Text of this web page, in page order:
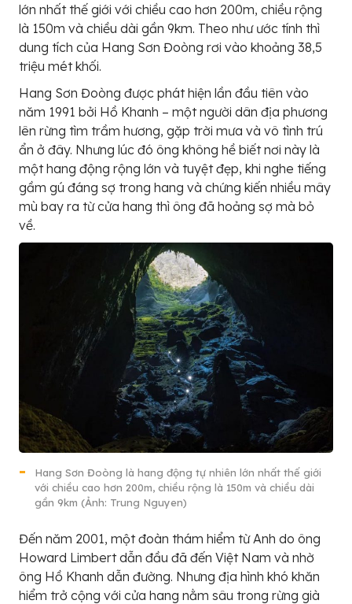
lớn nhất thế giới với chiều cao hơn 200m, chiều rộng
là 150m và chiều dài gần 9km. Theo như ước tính thì
dung tích của Hang Sơn Đoòng rơi vào khoảng 38,5
triệu mét khối.
Hang Sơn Đoòng được phát hiện lần đầu tiên vào
năm 1991 bởi Hồ Khanh – một người dân địa phương
lên rừng tìm trầm hương, gặp trời mưa và vô tình trú
ẩn ở đây. Nhưng lúc đó ông không hề biết nơi này là
một hang động rộng lớn và tuyệt đẹp, khi nghe tiếng
gầm gú đáng sợ trong hang và chứng kiến nhiều mây
mù bay ra từ cửa hang thì ông đã hoảng sợ mà bỏ
về.
Hang Sơn Đoòng là hang động tự nhiên lớn nhất thế giới
với chiều cao hơn 200m, chiều rộng là 150m và chiều dài
gần 9km (Ảnh: Trung Nguyen)
Đến năm 2001, một đoàn thám hiểm từ Anh do ông
Howard Limbert dẫn đầu đã đến Việt Nam và nhờ
ông Hồ Khanh dẫn đường. Nhưng địa hình khó khăn
hiểm trở cộng với cửa hang nằm sâu trong rừng già